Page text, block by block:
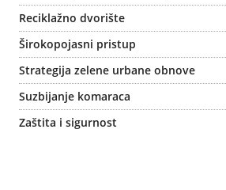
Reciklažno dvorište
Širokopojasni pristup
Strategija zelene urbane obnove
Suzbijanje komaraca
Zaštita i sigurnost